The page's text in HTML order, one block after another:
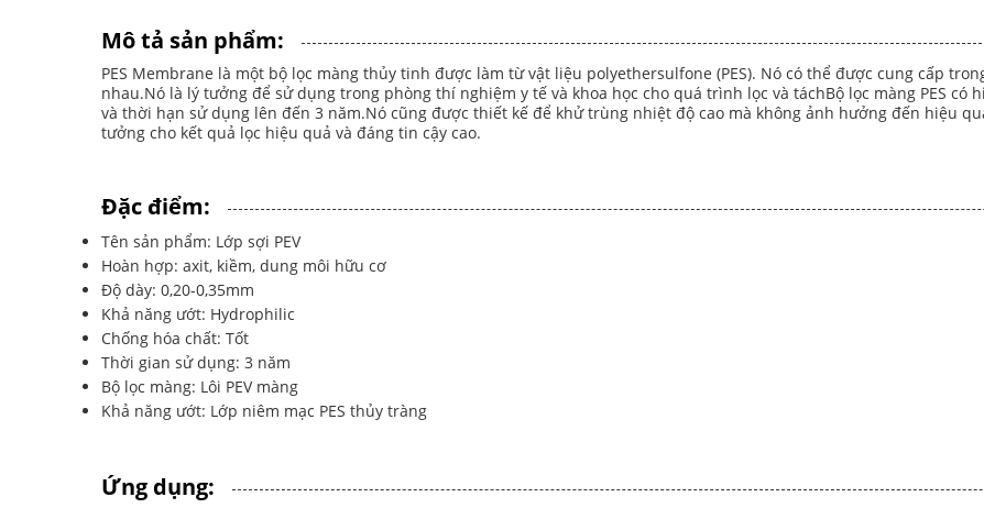
Mô tả sản phẩm:
PES Membrane là một bộ lọc màng thủy tinh được làm từ vật liệu polyethersulfone (PES). Nó có thể được cung cấp
nhau.Nó là lý tưởng để sử dụng trong phòng thí nghiệm y tế và khoa học cho quá trình lọc và táchBộ lọc màng PES có
và thời hạn sử dụng lên đến 3 năm.Nó cũng được thiết kế để khử trùng nhiệt độ cao mà không ảnh hưởng đến hiệu
tưởng cho kết quả lọc hiệu quả và đáng tin cậy cao.
Đặc điểm:
Tên sản phẩm: Lớp sợi PEV
Hoàn hợp: axit, kiềm, dung môi hữu cơ
Độ dày: 0,20-0,35mm
Khả năng ướt: Hydrophilic
Chống hóa chất: Tốt
Thời gian sử dụng: 3 năm
Bộ lọc màng: Lôi PEV màng
Khả năng ướt: Lớp niêm mạc PES thủy tràng
Ứng dụng: